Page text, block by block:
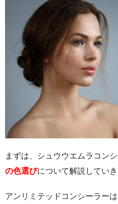
まずは、シュウウエムラコン
の色選びについて解説していき
アンリミテッドコンシーラー